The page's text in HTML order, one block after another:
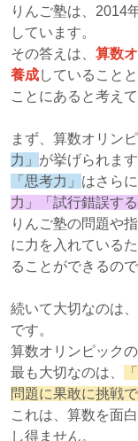
りんご塾は、2014
しています。
その答えは、 算数
養成していることと
ことにあると考えて
まず、算数オリン
力」 が挙げられます
「思考力」 はさらに
力」「試行錯誤する
りんご塾の問題や
に力を入れている
ることができるので
続いて大切なのは
です。
算数オリンピック
最も大切なのは、
問題に果敢に挑戦で
これは、算数を面
し得ません。